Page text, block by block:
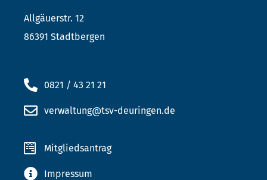
Allgäuerstr. 12
86391 Stadtbergen
0821 / 43 21 21
verwaltung@tsv-deuringen.de
Mitgliedsantrag
Impressum